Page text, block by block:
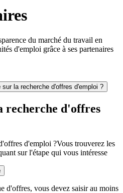
du marché du travail en
d'emploi grâce à ses partenaires
la recherche d'offres d'emploi ?
recherche d'offres
d'emploi ?Vous trouverez les
sur l'étape qui vous intéresse
d'offres, vous devez saisir au moins